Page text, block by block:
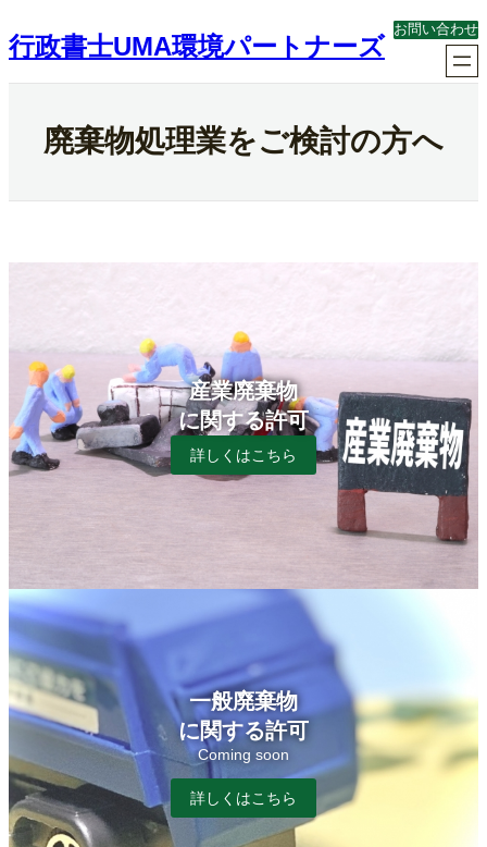
容
を
ス
行政書士UMA環境パートナーズ
お問い合わせ
廃棄物処理業をご検討の方へ
産業廃棄物
に関する許可
詳しくはこちら
一般廃棄物
に関する許可
Coming soon
詳しくはこちら